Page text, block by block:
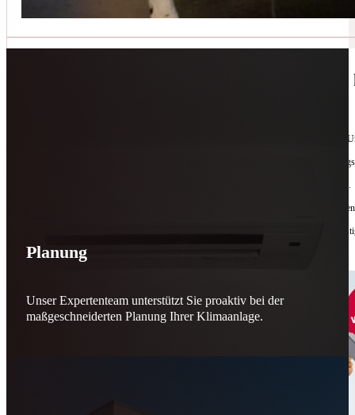
🔧 Geräte-Retter-Prämie – Weil
Manchmal braucht es nur eine zweite Chance. Für Geräte. Für Ressourcen. Für unsere
reparieren wir, was andere
Jede gerettete Maschine zählt. Jeder reparierte Motor wirkt. Jede Entscheidung macht
Reparieren statt wegwerfen. Verantwortung statt Verschwendung. Zukunft statt
Schicker. Wir bringen’s wieder zum Laufen.
Planung
Unser Expertenteam unterstützt Sie proaktiv bei der
maßgeschneiderten Planung Ihrer Klimaanlage.